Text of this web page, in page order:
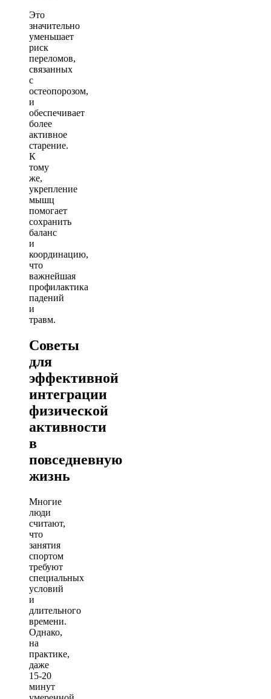
Это
значительно
уменьшает
риск
переломов,
связанных
с
остеопорозом,
и
обеспечивает
более
активное
старение.
К
тому
же,
укрепление
мышц
помогает
сохранить
баланс
и
координацию,
что
важнейшая
профилактика
падений
и
травм.
Советы
для
эффективной
интеграции
физической
активности
в
повседневную
жизнь
Многие
люди
считают,
что
занятия
спортом
требуют
специальных
условий
и
длительного
времени.
Однако,
на
практике,
даже
15-20
минут